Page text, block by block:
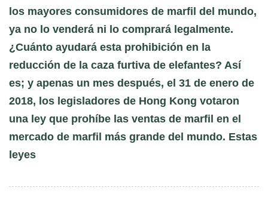
los mayores consumidores de marfil del mundo,
ya no lo venderá ni lo comprará legalmente.
¿Cuánto ayudará esta prohibición en la
reducción de la caza furtiva de elefantes? Así
es; y apenas un mes después, el 31 de enero de
2018, los legisladores de Hong Kong votaron
una ley que prohíbe las ventas de marfil en el
mercado de marfil más grande del mundo. Estas
leyes